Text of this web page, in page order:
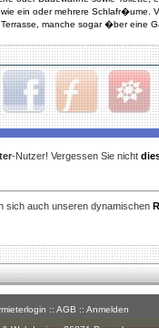
ein oder mehrere Schlafr�ume.
manche sogar �ber eine
Facebook Furl StudiVZ
-Nutzer! Vergessen Sie nicht
sich auch unseren dynamischen
:: AGB :: Anmelden